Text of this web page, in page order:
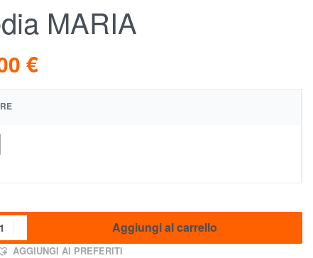
MARIA
€
Aggiungi al carrello
AGGIUNGI AI PREFERITI